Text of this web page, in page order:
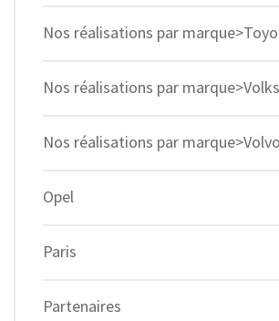
Nos réalisations par
Nos réalisations par
Nos réalisations par marque>Volvo
Opel
Paris
Partenaires